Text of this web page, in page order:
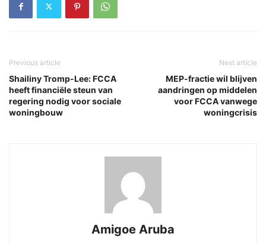
Previous article
Shailiny Tromp-Lee: FCCA
heeft financiële steun van
regering nodig voor sociale
woningbouw
Next article
MEP-fractie wil blijven
aandringen op middelen
voor FCCA vanwege
woningcrisis
Amigoe Aruba